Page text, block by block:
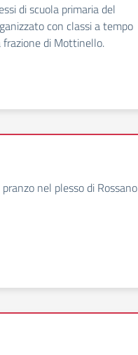
di scuola primaria del
con classi a tempo
di Mottinello.
nel plesso di Rossano